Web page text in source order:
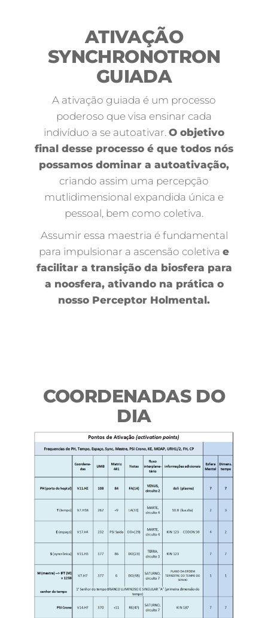
ATIVAÇÃO
SYNCHRONOTRON
GUIADA
A ativação guiada é um processo
poderoso que visa ensinar cada
indivíduo a se autoativar. O objetivo
final desse processo é que todos nós
possamos dominar a autoativação,
criando assim uma percepção
mutlidimensional expandida única e
pessoal, bem como coletiva.
Assumir essa maestria é fundamental
para impulsionar a ascensão coletiva e
facilitar a transição da biosfera para
a noosfera, ativando na prática o
nosso Perceptor Holmental.
COORDENADAS DO
DIA